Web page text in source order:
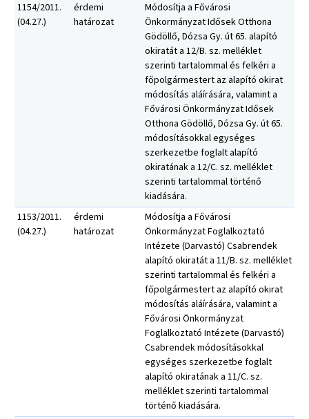
1154/2011.
(04.27.)
érdemi
határozat
Módosítja a Fővárosi
Önkormányzat Idősek Otthona
Gödöllő, Dózsa Gy. út 65. alapító
okiratát a 12/B. sz. melléklet
szerinti tartalommal és felkéri a
főpolgármestert az alapító okirat
módosítás aláírására, valamint a
Fővárosi Önkormányzat Idősek
Otthona Gödöllő, Dózsa Gy. út 65.
módosításokkal egységes
szerkezetbe foglalt alapító
okiratának a 12/C. sz. melléklet
szerinti tartalommal történő
kiadására.
1153/2011.
(04.27.)
érdemi
határozat
Módosítja a Fővárosi
Önkormányzat Foglalkoztató
Intézete (Darvastó) Csabrendek
alapító okiratát a 11/B. sz. melléklet
szerinti tartalommal és felkéri a
főpolgármestert az alapító okirat
módosítás aláírására, valamint a
Fővárosi Önkormányzat
Foglalkoztató Intézete (Darvastó)
Csabrendek módosításokkal
egységes szerkezetbe foglalt
alapító okiratának a 11/C. sz.
melléklet szerinti tartalommal
történő kiadására.